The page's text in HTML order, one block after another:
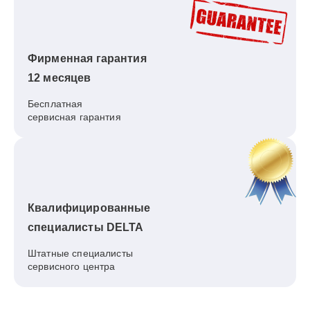
Фирменная гарантия
12 месяцев
Бесплатная
сервисная гарантия
Квалифицированные
специалисты DELTA
Штатные специалисты
сервисного центра